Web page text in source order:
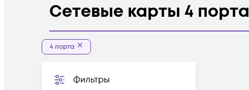
Сетевые карты 4 порта
Фильтры
4 порта